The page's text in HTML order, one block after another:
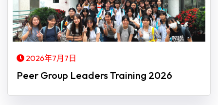
2026年7月7日
Peer Group Leaders Training 2026